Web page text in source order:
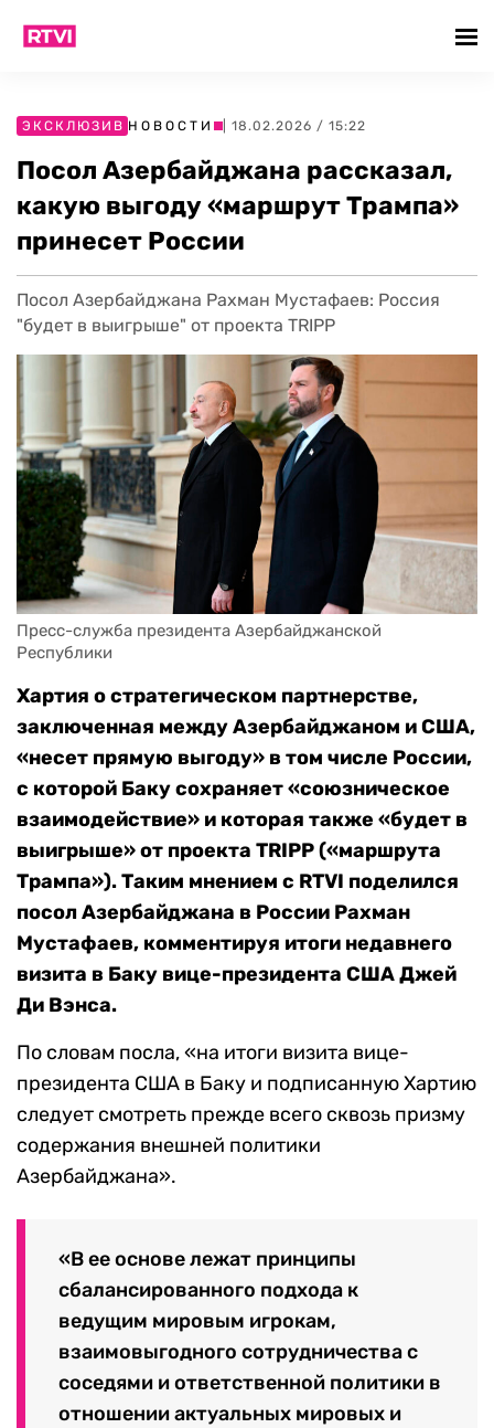
ЭКСКЛЮЗИВ НОВОСТИ | 18.02.2026 / 15:22
Посол Азербайджана рассказал,
какую выгоду «маршрут Трампа»
принесет России
Посол Азербайджана Рахман Мустафаев: Россия
"будет в выигрыше" от проекта TRIPP
Пресс-служба президента Азербайджанской
Республики
Хартия о стратегическом партнерстве,
заключенная между Азербайджаном и США,
«несет прямую выгоду» в том числе России,
с которой Баку сохраняет «союзническое
взаимодействие» и которая также «будет в
выигрыше» от проекта TRIPP («маршрута
Трампа»). Таким мнением с RTVI поделился
посол Азербайджана в России Рахман
Мустафаев, комментируя итоги недавнего
визита в Баку вице-президента США Джей
Ди Вэнса.
По словам посла, «на итоги визита вице-
президента США в Баку и подписанную Хартию
следует смотреть прежде всего сквозь призму
содержания внешней политики
Азербайджана».
«В ее основе лежат принципы
сбалансированного подхода к
ведущим мировым игрокам,
взаимовыгодного сотрудничества с
соседями и ответственной политики в
отношении актуальных мировых и